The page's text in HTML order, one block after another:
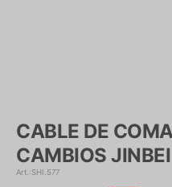
CABLE DE
CAMBIOS
SHI.577